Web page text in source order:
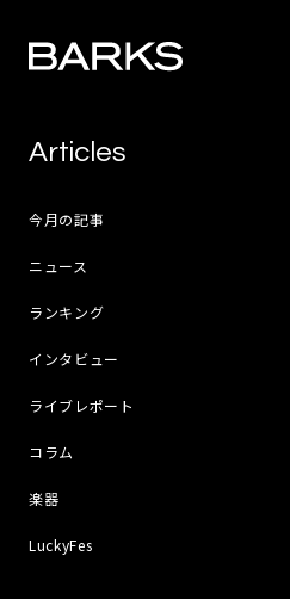
Articles
今月の記事
ニュース
ランキング
インタビュー
ライブレポート
コラム
楽器
LuckyFes